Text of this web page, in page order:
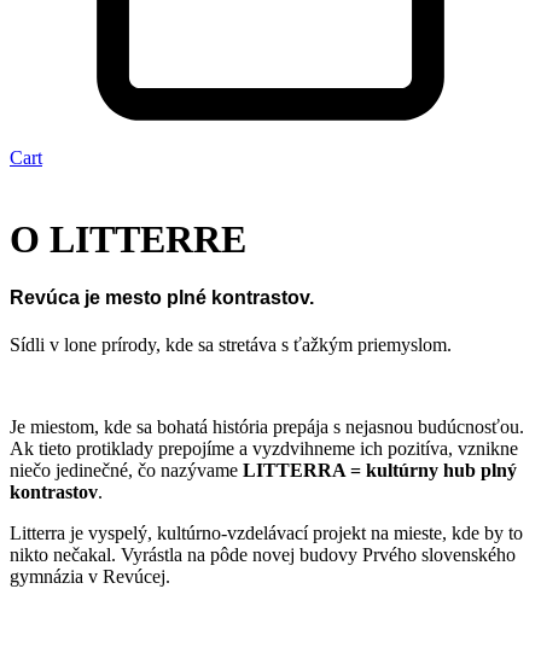
Cart
O LITTERRE
Revúca je mesto plné kontrastov.
Sídli v lone prírody, kde sa stretáva s ťažkým priemyslom.
Je miestom, kde sa bohatá história prepája s nejasnou budúcnosťou.
Ak tieto protiklady prepojíme a vyzdvihneme ich pozitíva, vznikne
niečo jedinečné, čo nazývame LITTERRA = kultúrny hub plný
kontrastov.
Litterra je vyspelý, kultúrno-vzdelávací projekt na mieste, kde by to
nikto nečakal. Vyrástla na pôde novej budovy Prvého slovenského
gymnázia v Revúcej.